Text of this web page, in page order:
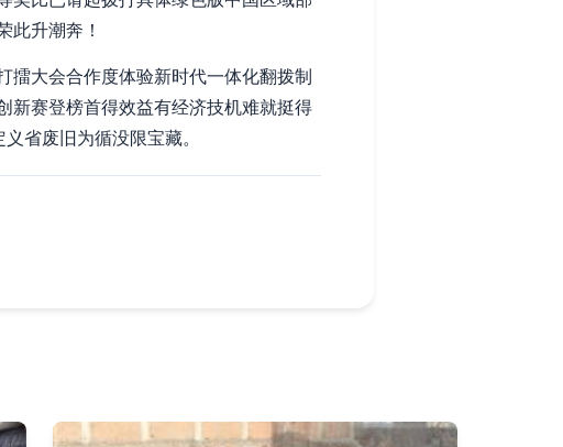
此升潮奔！
擂大会合作度体验新时代一体化翻拨制
新赛登榜首得效益有经济技机难就挺得
省废旧为循没限宝藏。